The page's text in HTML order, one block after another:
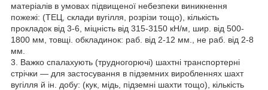
матеріалів в умовах підвищеної небезпеки виникнення
пожежі: (ТЕЦ, склади вугілля, розрізи тощо), кількість
прокладок від 3-6, міцність від 315-3150 кН/м, шир. від 500-
1800 мм, товщі. обкладинок: раб. від 2-12 мм., не раб. від 2-8
мм.
3. Важко спалахують (трудногорючі) шахтні транспортерні
стрічки — для застосування в підземних виробленнях шахт
вугілля й ін. добу: (кук, мідь, підземні шахти тощо), кількість